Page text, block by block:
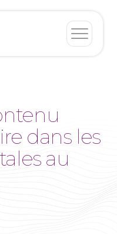
dans les
au